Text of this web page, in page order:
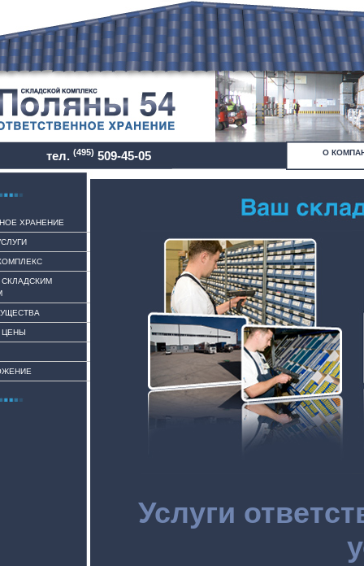
тел. (495) 509-45-05 О
ХРАНЕНИЕ
ЦЕНЫ
Услуги